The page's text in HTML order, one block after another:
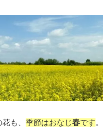
も、 季節はおなじ春です。